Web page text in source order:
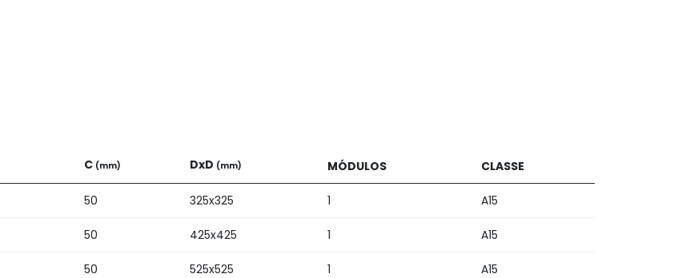
C (mm) DxD (mm) MÓDULOS CLASSE
50 325x325 1 A15
50 425x425 1 A15
50 525x525 1 A15